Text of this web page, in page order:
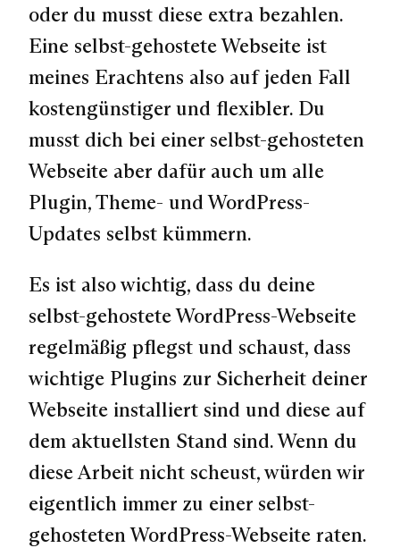
oder du musst diese extra bezahlen.
Eine selbst-gehostete Webseite ist
meines Erachtens also auf jeden Fall
kostengünstiger und flexibler. Du
musst dich bei einer selbst-gehosteten
Webseite aber dafür auch um alle
Plugin, Theme- und WordPress-
Updates selbst kümmern.
Es ist also wichtig, dass du deine
selbst-gehostete WordPress-Webseite
regelmäßig pflegst und schaust, dass
wichtige Plugins zur Sicherheit deiner
Webseite installiert sind und diese auf
dem aktuellsten Stand sind. Wenn du
diese Arbeit nicht scheust, würden wir
eigentlich immer zu einer selbst-
gehosteten WordPress-Webseite raten.